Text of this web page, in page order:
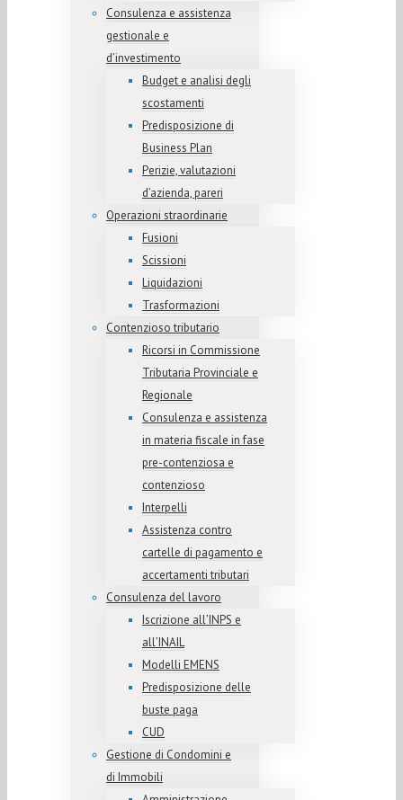
Consulenza e assistenza
gestionale e
d’investimento
Budget e analisi degli
scostamenti
Predisposizione di
Business Plan
Perizie, valutazioni
d’azienda, pareri
Operazioni straordinarie
Fusioni
Scissioni
Liquidazioni
Trasformazioni
Contenzioso tributario
Ricorsi in Commissione
Tributaria Provinciale e
Regionale
Consulenza e assistenza
in materia fiscale in fase
pre-contenziosa e
contenzioso
Interpelli
Assistenza contro
cartelle di pagamento e
accertamenti tributari
Consulenza del lavoro
Iscrizione all’INPS e
all’INAIL
Modelli EMENS
Predisposizione delle
buste paga
CUD
Gestione di Condomini e
di Immobili